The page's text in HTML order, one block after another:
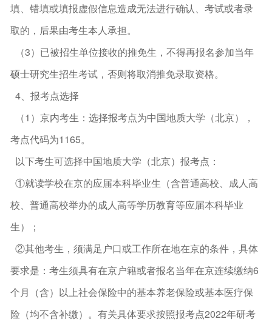
填、错填或填报虚假信息造成无法进行确认、考试或者录
取的，后果由考生本人承担。
（3）已被招生单位接收的推免生，不得再报名参加当年
硕士研究生招生考试，否则将取消推免录取资格。
4、报考点选择
（1）京内考生：选择报考点为中国地质大学（北京），
考点代码为1165。
以下考生可选择中国地质大学（北京）报考点：
①就读学校在京的应届本科毕业生（含普通高校、成人高
校、普通高校举办的成人高等学历教育等应届本科毕业
生）；
②其他考生，须满足户口或工作所在地在京的条件，具体
要求是：考生须具有在京户籍或者报名当年在京连续缴纳6
个月（含）以上社会保险中的基本养老保险或基本医疗保
险（均不含补缴）。有关具体要求按照报考点2022年研考